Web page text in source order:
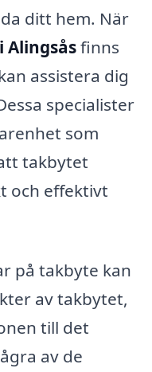
ditt hem. När
Alingsåsfinns
assistera dig
specialister
som
takbytet
och effektivt
på takbyte kan
av takbytet,
till det
av de